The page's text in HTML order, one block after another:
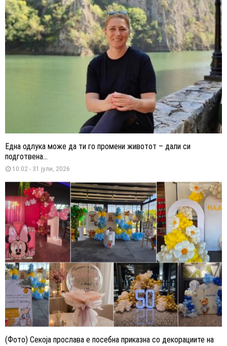
Една одлука може да ти го промени животот – дали си
подготвена...
10:02 - 31 јули, 2026
(Фото) Секоја прослава е посебна приказна со декорациите на